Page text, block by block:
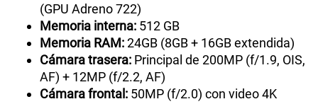
(GPU Adreno 722)
Memoria interna: 512 GB
Memoria RAM:24GB (8GB + 16GB extendida)
Cámara trasera: Principal de 200MP (f/1.9, OIS,
AF) + 12MP (f/2.2, AF)
Cámara frontal: 50MP (f/2.0) con video 4K